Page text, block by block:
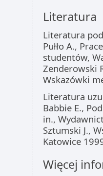
Literatura
Literatura
Pułło A.,
studentów,
Zenderowski
Wskazówki
Literatura
Babbie E.,
in.,
Sztumski J.,
Katowice
Więcej